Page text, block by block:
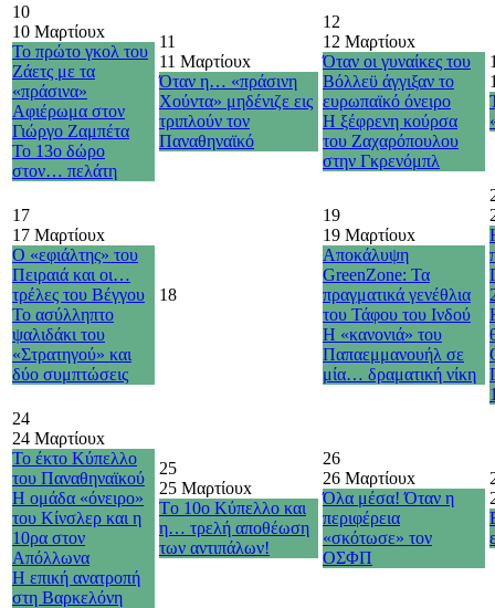
10
10 Μαρτίουx
Το πρώτο γκολ του
Ζάετς με τα
«πράσινα»
Αφιέρωμα στον
Γιώργο Ζαμπέτα
Το 13ο δώρο
στον… πελάτη
11
11 Μαρτίουx
Όταν η… «πράσινη
Χούντα» μηδένιζε εις
τριπλούν τον
Παναθηναϊκό
12
12 Μαρτίουx
Όταν οι γυναίκες του
Βόλλεϋ άγγιξαν το
ευρωπαϊκό όνειρο
Η ξέφρενη κούρσα
του Ζαχαρόπουλου
στην Γκρενόμπλ
17
17 Μαρτίουx
Ο «εφιάλτης» του
Πειραιά και οι…
τρέλες του Βέγγου
Το ασύλληπτο
ψαλιδάκι του
«Στρατηγού» και
δύο συμπτώσεις
18
19
19 Μαρτίουx
Αποκάλυψη
GreenZone: Τα
πραγματικά γενέθλια
του Τάφου του Ινδού
Η «κανονιά» του
Παπαεμμανουήλ σε
μία… δραματική νίκη
24
24 Μαρτίουx
Το έκτο Κύπελλο
του Παναθηναϊκού
Η ομάδα «όνειρο»
του Κίνσλερ και η
10ρα στον
Απόλλωνα
H επική ανατροπή
στη Βαρκελόνη
25
25 Μαρτίουx
Τo 10o Κύπελλο και
η… τρελή αποθέωση
των αντιπάλων!
26
26 Μαρτίουx
Όλα μέσα! Όταν η
περιφέρεια
«σκότωσε» τον
ΟΣΦΠ